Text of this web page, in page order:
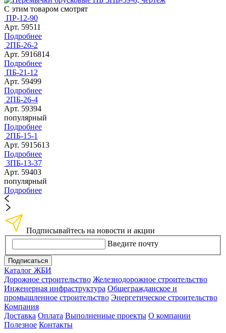
С этим товаром смотрят
ПР-12-90
Арт. 59511
Подробнее
2ПБ-26-2
Арт. 5916814
Подробнее
ПБ-21-12
Арт. 59499
Подробнее
2ПБ-26-4
Арт. 59394
популярный
Подробнее
2ПБ-15-1
Арт. 5915613
Подробнее
3ПБ-13-37
Арт. 59403
популярный
Подробнее
Подписывайтесь на новости и акции
Введите почту
Подписаться
Каталог ЖБИ
Дорожное строительство Железнодорожное строительство
Инженерная инфраструктура Общегражданское и
промышленное строительство Энергетическое строительство
Компания
Доставка Оплата Выполненные проекты О компании
Полезное Контакты